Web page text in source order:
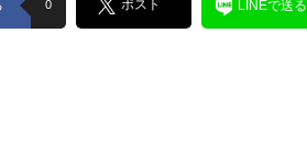
0 ポスト LINEで送る